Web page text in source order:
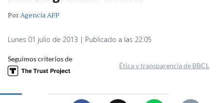
PorAgencia AFP
Lunes 01 julio de 2013 | Publicado a las 22:05
Seguimos criterios de
Ética y transparencia de BBCL